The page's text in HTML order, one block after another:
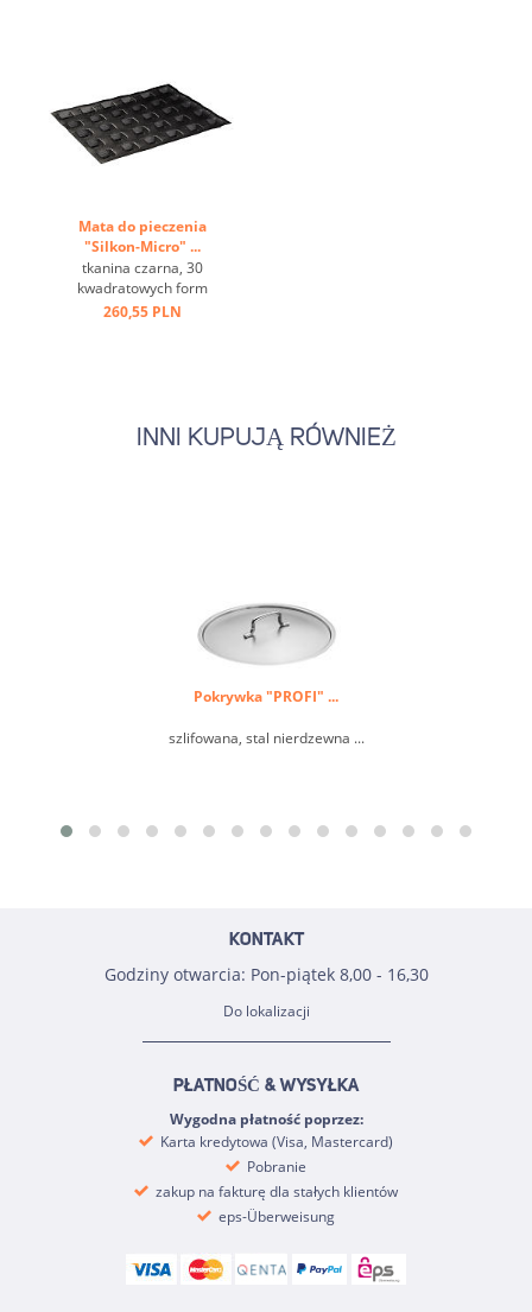
Mata do pieczenia
"Silkon-Micro" ...
tkanina czarna, 30
kwadratowych form
3,5/3,5/1,6 cm ...
260,55 PLN
INNI KUPUJĄ RÓWNIEŻ
Pokrywka "PROFI" ...
szlifowana, stal nierdzewna ...
KONTAKT
Godziny otwarcia: Pon-piątek 8,00 - 16,30
Do lokalizacji
PŁATNOŚĆ & WYSYŁKA
Wygodna płatność poprzez:
Karta kredytowa (Visa, Mastercard)
Pobranie
zakup na fakturę dla stałych klientów
eps-Überweisung